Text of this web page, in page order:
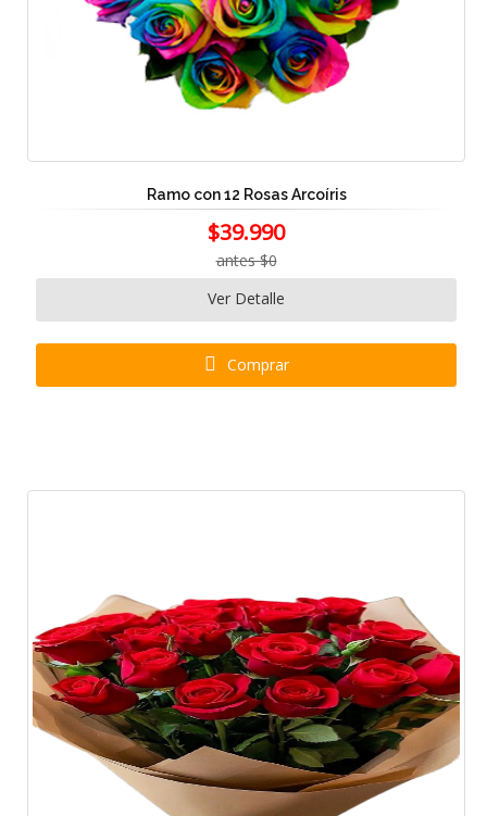
Ramo con 12 Rosas Arcoíris
$39.990
antes $0
Ver Detalle
Comprar